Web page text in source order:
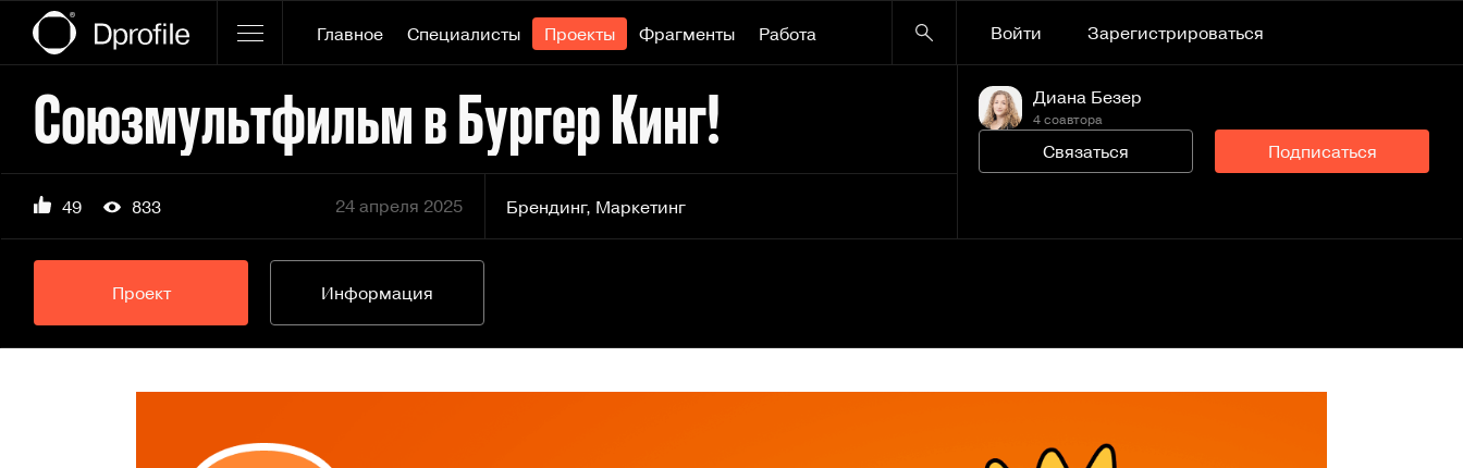
Главное Специалисты Проекты Фрагменты Работа Войти Зарегистрироваться
Союзмультфильм в Бургер Кинг!
49 833 24 апреля 2025 Брендинг, Маркетинг
Диана Безер
4 соавтора
Связаться Подписаться
Проект Информация